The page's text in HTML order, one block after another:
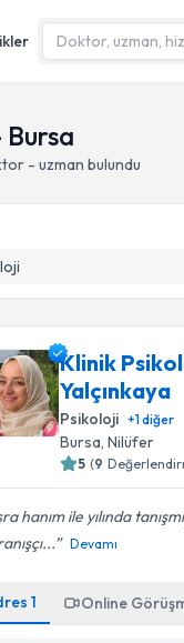
- uzman bulundu
Klinik
Yalçınkaya
Psikoloji +1diğer
Bursa, Nilüfer
5 (9
hanım ile yılında
Devamı
1 Online